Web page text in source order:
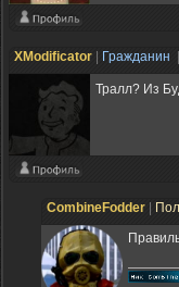
XModificator Гражданин
Тралл? Из
CombineFodder